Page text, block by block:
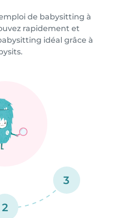
de babysitting à
rapidement et
idéal grâce à
2
3